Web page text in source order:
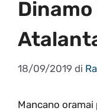
18/09/2019 di
Mancano